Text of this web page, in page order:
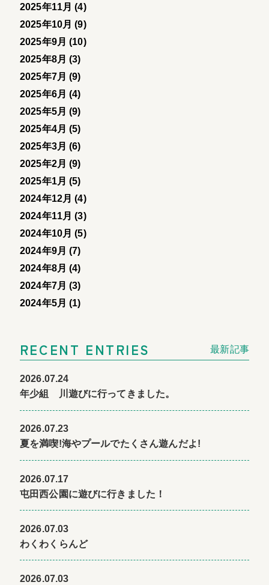
2025年11月 (4)
2025年10月 (9)
2025年9月 (10)
2025年8月 (3)
2025年7月 (9)
2025年6月 (4)
2025年5月 (9)
2025年4月 (5)
2025年3月 (6)
2025年2月 (9)
2025年1月 (5)
2024年12月 (4)
2024年11月 (3)
2024年10月 (5)
2024年9月 (7)
2024年8月 (4)
2024年7月 (3)
2024年5月 (1)
RECENT ENTRIES 最新記事
2026.07.24
年少組 川遊びに行ってきました。
2026.07.23
夏を満喫!海やプールでたくさん遊んだよ!
2026.07.17
屯田西公園に遊びに行きました！
2026.07.03
わくわくらんど
2026.07.03